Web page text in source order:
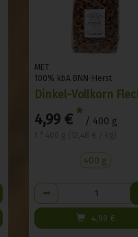
MET
100% kbA BNN-Herst
4,99 € * / 400 g
400 g
Anzahl
4,99 €